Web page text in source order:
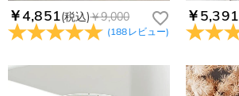
￥4,851(税込)￥9,000
(188レビュー)
￥5,391